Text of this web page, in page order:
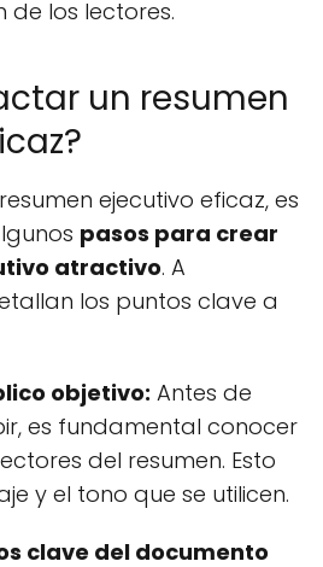
los lectores.
un resumen
ejecutivo eficaz, es
pasos para crear
atractivo. A
los puntos clave a
objetivo: Antes de
es fundamental conocer
del resumen. Esto
y el tono que se utilicen.
clave del documento